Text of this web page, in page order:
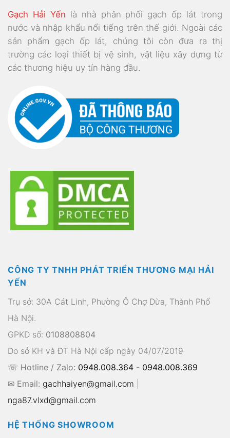
Gạch Hải Yến là nhà phân phối gạch ốp lát trong
nước và nhập khẩu nổi tiếng trên thế giới. Ngoài các
sản phẩm gạch ốp lát, chúng tôi còn đưa ra thị
trường các loại thiết bị vệ sinh, vật liệu xây dựng từ
các thương hiệu uy tín hàng đầu.
CÔNG TY TNHH PHÁT TRIỂN THƯƠNG MẠI HẢI
YẾN
Trụ sở: 30A Cát Linh, Phường Ô Chợ Dừa, Thành Phố
Hà Nội.
GPKD số: 0108808804
Do sở KH và ĐT Hà Nội cấp ngày 04/07/2019
☏ Hotline / Zalo: 0948.008.364 - 0948.008.369
✉ Email: gachhaiyen@gmail.com
nga87.vlxd@gmail.com
HỆ THỐNG SHOWROOM